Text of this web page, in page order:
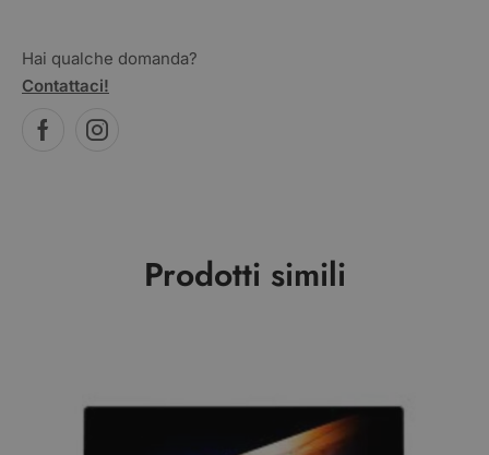
Hai qualche domanda?
Contattaci!
Prodotti simili